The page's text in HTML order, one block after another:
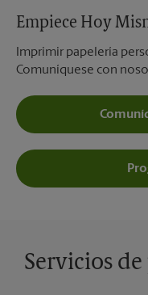
Empiece Hoy
Imprimir papelería
Comuníquese con
Servicios